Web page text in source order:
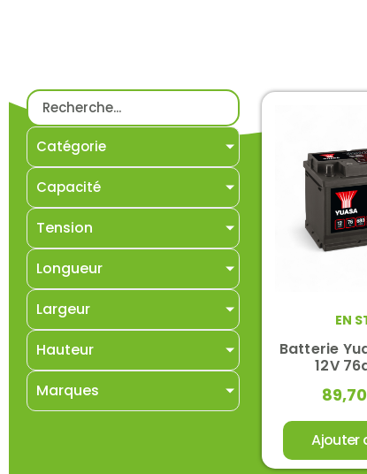
Catégorie
Capacité
Tension
Longueur
Largeur
Hauteur
Marques
EN
Batterie
12V
89,70
Ajouter